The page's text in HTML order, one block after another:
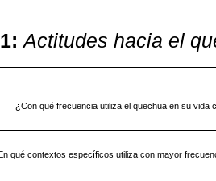
1:Actitudes hacia el
¿Con qué frecuencia utiliza el quechua en su vida
qué contextos específicos utiliza con mayor